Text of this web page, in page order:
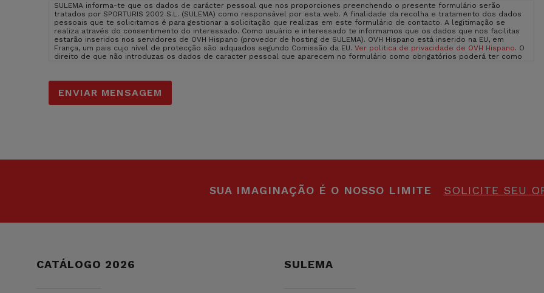
privacidade *
SULEMA informa-te que os dados de carácter pessoal que nos proporciones preenchendo o presente formulário serão
tratados por SPORTURIS 2002 S.L. (SULEMA) como responsável por esta web. A finalidade da recolha e tratamento dos dados
pessoais que te solicitamos é para gestionar a solicitação que realizas em este formulário de contacto. A legitimação se
realiza através do consentimento do interessado. Como usuário e interessado te informamos que os dados que nos facilitas
estarão inseridos nos servidores de OVH Hispano (provedor de hosting de SULEMA). OVH Hispano está inserido na EU, em
França, um pais cujo nível de protecção são adquados segundo Comissão da EU. Ver politica de privacidade de OVH Hispano. O
direito de que não introduzas os dados de caracter pessoal que aparecem no formulário como obrigatórios poderá ter como
control. Podes consultar a informação adicional e detalhada sobre Proteção de Dados na nossa página web: sulemagroup.com
assim como consultar a nossa
SUA IMAGINAÇÃO É O NOSSO LIMITE SOLICITE SEU
CATÁLOGO 2026 SULEMA